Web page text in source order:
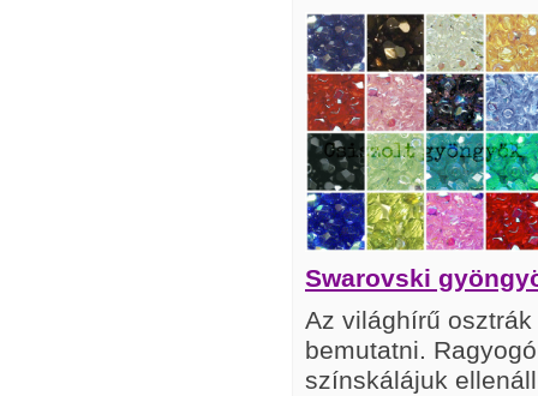
Swarovski
Az világhírű
bemutatni.
színskálájuk